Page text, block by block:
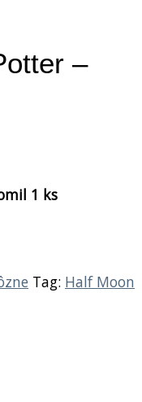
–
1 ks
Tag: Half Moon